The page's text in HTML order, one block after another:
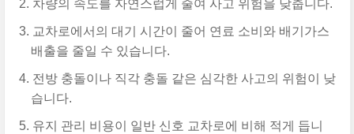
차량의 속도를 자연스럽게 줄여 사고 위험을 낮춥니다.
교차로에서의 대기 시간이 줄어 연료 소비와 배기가스
배출을 줄일 수 있습니다.
전방 충돌이나 직각 충돌 같은 심각한 사고의 위험이 낮
습니다.
유지 관리 비용이 일반 신호 교차로에 비해 적게 듭니